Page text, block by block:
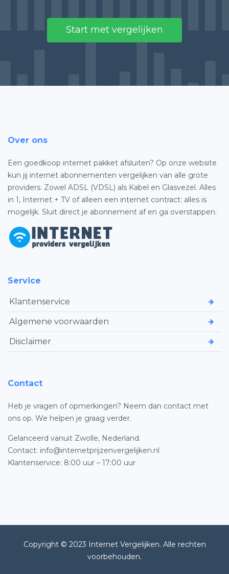
Start met vergelijken
Over ons
Een goedkoop internet pakket afsluiten? Op onze website
kun jij internet abonnementen vergelijken van alle grote
providers. Zowel ADSL (VDSL) als Kabel en Glasvezel. Alles
in 1, Internet + TV of alleen een internet contract: alles is
mogelijk. Sluit direct je abonnement af en ga overstappen.
Service
Klantenservice
Algemene voorwaarden
Disclaimer
Contact
Heb je vragen of opmerkingen? Neem dan contact met
ons op. We helpen je graag verder.
Gelanceerd vanuit Zwolle, Nederland.
Contact: info@internetprijzenvergelijken.nl
Klantenservice: 8:00 uur – 17:00 uur
Copyright © 2023 Internet Vergelijken. Alle rechten
voorbehouden.